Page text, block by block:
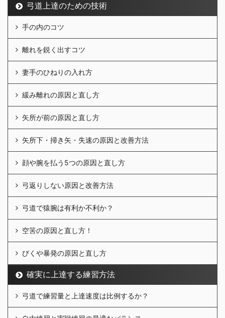
弓道上達のための技術
手の内のコツ
離れを鋭く出すコツ
妻手のひねりの入れ方
緩み離れの原因と直し方
矢所が前の原因と直し方
矢所下・掃き矢・失速の原因と改善方法
顔や腕を払う5つの原因と直し方
弓返りしない原因と改善方法
弓道で猿腕は有利か不利か？
空筈の原因と直し方！
びくや暴発の原因と直し方
確実に上達する練習方法
弓道で練習量と上達速度は比例するか？